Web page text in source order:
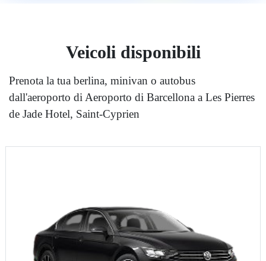
Veicoli disponibili
Prenota la tua berlina, minivan o autobus
dall'aeroporto di Aeroporto di Barcellona a Les Pierres
de Jade Hotel, Saint-Cyprien